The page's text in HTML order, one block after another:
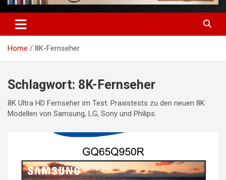
Home 8K-Fernseher
Schlagwort: 8K-Fernseher
8K Ultra HD Fernseher im Test. Praxistests zu den neuen 8K
Modellen von Samsung, LG, Sony und Philips.